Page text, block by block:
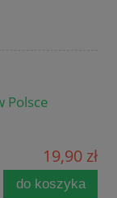
Polsce
19,90 zł
do koszyka